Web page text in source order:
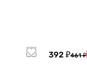
392 ₽461 ₽